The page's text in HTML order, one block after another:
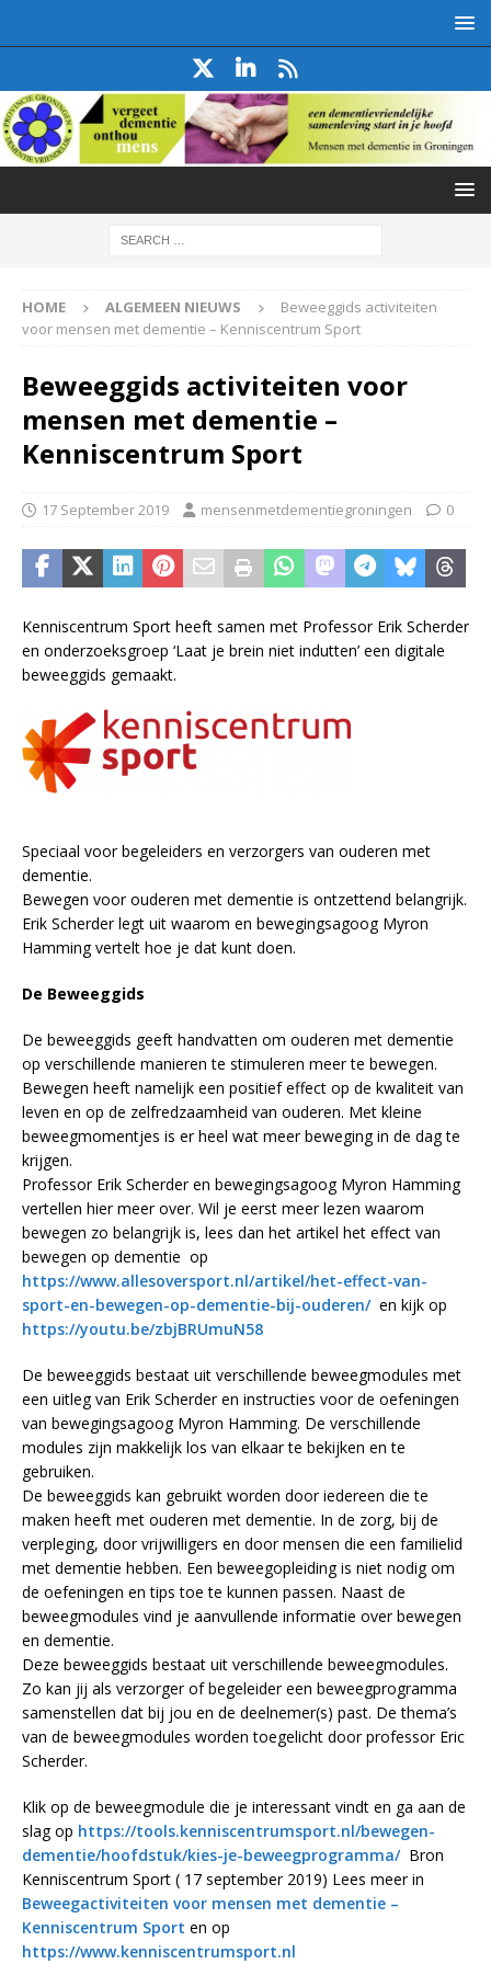
HOME ALGEMEEN NIEUWS
Beweeggids activiteiten
voor mensen met dementie – Kenniscentrum Sport
Beweeggids activiteiten voor
mensen met dementie –
Kenniscentrum Sport
17 September 2019 mensenmetdementiegroningen 0
Kenniscentrum Sport heeft samen met Professor Erik Scherder
en onderzoeksgroep ‘Laat je brein niet indutten’ een digitale
beweeggids gemaakt.
Speciaal voor begeleiders en verzorgers van ouderen met
dementie.
Bewegen voor ouderen met dementie is ontzettend belangrijk.
Erik Scherder legt uit waarom en bewegingsagoog Myron
Hamming vertelt hoe je dat kunt doen.
De Beweeggids
De beweeggids geeft handvatten om ouderen met dementie
op verschillende manieren te stimuleren meer te bewegen.
Bewegen heeft namelijk een positief effect op de kwaliteit van
leven en op de zelfredzaamheid van ouderen. Met kleine
beweegmomentjes is er heel wat meer beweging in de dag te
krijgen.
Professor Erik Scherder en bewegingsagoog Myron Hamming
vertellen hier meer over. Wil je eerst meer lezen waarom
bewegen zo belangrijk is, lees dan het artikel het effect van
bewegen op dementie op
https://www.allesoversport.nl/artikel/het-effect-van-
sport-en-bewegen-op-dementie-bij-ouderen/en kijk op
https://youtu.be/zbjBRUmuN58
De beweeggids bestaat uit verschillende beweegmodules met
een uitleg van Erik Scherder en instructies voor de oefeningen
van bewegingsagoog Myron Hamming. De verschillende
modules zijn makkelijk los van elkaar te bekijken en te
gebruiken.
De beweeggids kan gebruikt worden door iedereen die te
maken heeft met ouderen met dementie. In de zorg, bij de
verpleging, door vrijwilligers en door mensen die een familielid
met dementie hebben. Een beweegopleiding is niet nodig om
de oefeningen en tips toe te kunnen passen. Naast de
beweegmodules vind je aanvullende informatie over bewegen
en dementie.
Deze beweeggids bestaat uit verschillende beweegmodules.
Zo kan jij als verzorger of begeleider een beweegprogramma
samenstellen dat bij jou en de deelnemer(s) past. De thema’s
van de beweegmodules worden toegelicht door professor Eric
Scherder.
Klik op de beweegmodule die je interessant vindt en ga aan de
slag op https://tools.kenniscentrumsport.nl/bewegen-
dementie/hoofdstuk/kies-je-beweegprogramma/Bron
Kenniscentrum Sport ( 17 september 2019) Lees meer in
Beweegactiviteiten voor mensen met dementie –
Kenniscentrum Sport en op
https://www.kenniscentrumsport.nl